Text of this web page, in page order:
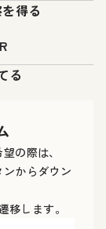
得る
る
の際は、
からダウン
移します。